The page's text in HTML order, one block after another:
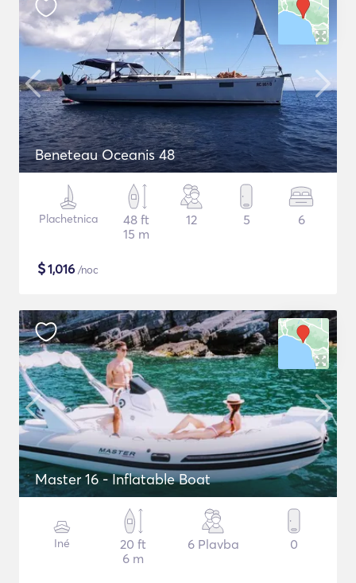
Beneteau Oceanis 48
Plachetnica
48 ft
15 m
12 5 6
$1,016 /noc
Master 16 - Inflatable Boat
Iné
20 ft
6 m
6 Plavba 0